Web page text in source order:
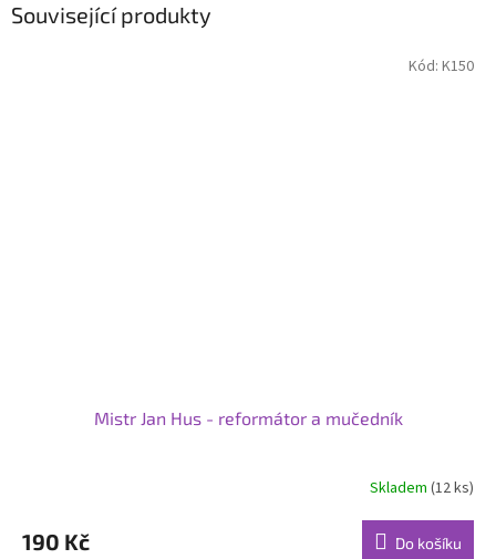
Související produkty
Mistr Jan Hus - reformátor a mučedník
Skladem (12 ks)
190 Kč Do košíku
Kód: K150